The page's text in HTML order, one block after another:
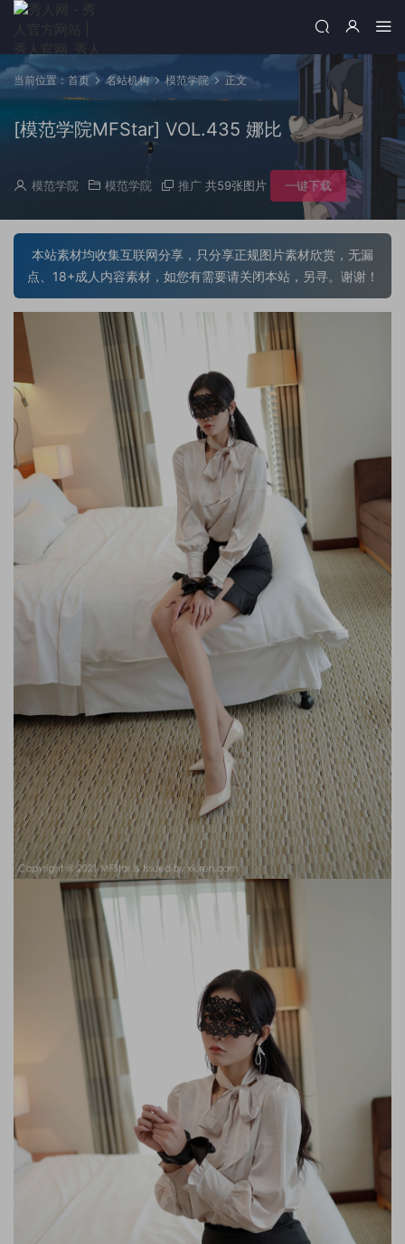
当前位置： 首页 名站机构 模范学院 正文
[模范学院MFStar] VOL.435 娜比
模范学院 模范学院 推广 共59张图片 一键下载
本站素材均收集互联网分享，只分享正规图片素材欣赏，无漏
点、18+成人内容素材，如您有需要请关闭本站，另寻。谢谢！